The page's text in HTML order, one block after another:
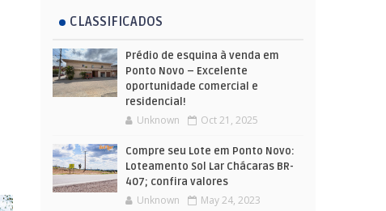
CLASSIFICADOS
Prédio de esquina à venda em
Ponto Novo – Excelente
oportunidade comercial e
residencial!
Unknown Oct 21, 2025
Compre seu Lote em Ponto Novo:
Loteamento Sol Lar Chácaras BR-
407; confira valores
Unknown May 24, 2023